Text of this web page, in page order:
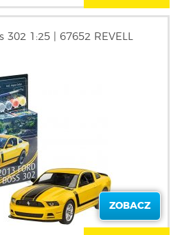
302 1:25 | 67652 REVELL
ZOBACZ